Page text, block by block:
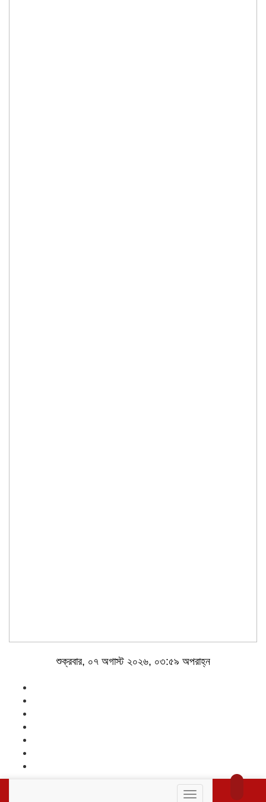
শুক্রবার, ০৭ অগাস্ট ২০২৬, ০৩:৫৯ অপরাহ্ন
Toggle